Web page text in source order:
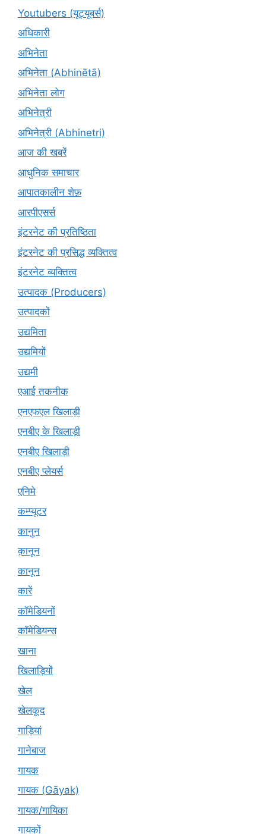
Youtubers (यूट्यूबर्स)
अधिकारी
अभिनेता
अभिनेता (Abhinētā)
अभिनेता लोग
अभिनेत्री
अभिनेत्री (Abhinetri)
आज की खबरें
आधुनिक समाचार
आपातकालीन शेफ़
आरपीएसर्स
इंटरनेट की प्रतिष्ठिता
इंटरनेट की प्रसिद्ध व्यक्तित्व
इंटरनेट व्यक्तित्व
उत्पादक (Producers)
उत्पादकों
उद्यमिता
उद्यमियों
उद्यमी
एआई तकनीक
एनएफएल खिलाड़ी
एनबीए के खिलाड़ी
एनबीए खिलाड़ी
एनबीए प्लेयर्स
एनिमे
कम्प्यूटर
कानुन
क़ानून
कानून
कारें
कॉमेडियनों
कॉमेडियन्स
खाना
खिलाड़ियों
खेल
खेलकूद
गाड़ियां
गानेबाज
गायक
गायक (Gāyak)
गायक/गायिका
गायकों